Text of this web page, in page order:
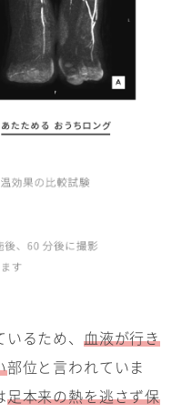
るため、 血液が行き
部位と言われていま
足本来の熱を逃さず保